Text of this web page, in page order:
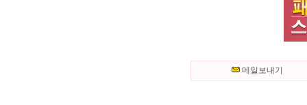
메일보내기